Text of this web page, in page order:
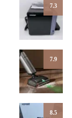
7.3
7.9
8.5